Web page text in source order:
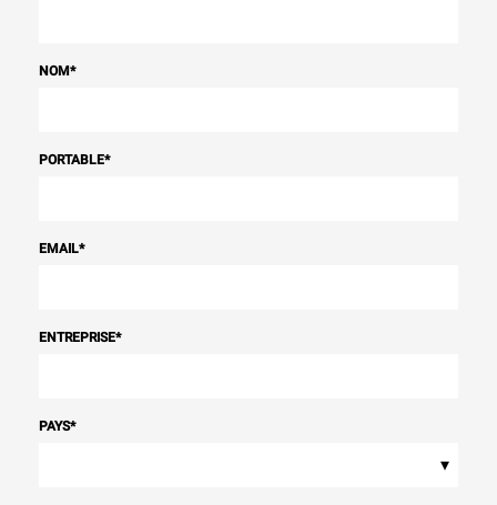
NOM*
PORTABLE*
EMAIL*
ENTREPRISE*
PAYS*
▾